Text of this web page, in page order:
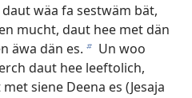
wäa fa sestwäm bät,
mucht, daut hee met dän
äwa dän es. b Un woo
daut hee leeftolich,
siene Deena es (Jesaja